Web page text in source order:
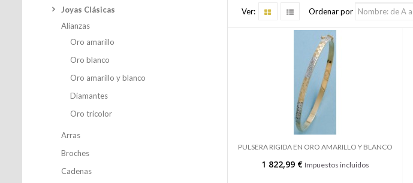
Joyas Clásicas
Alianzas
Oro amarillo
Oro blanco
Oro amarillo y blanco
Diamantes
Oro tricolor
Arras
Broches
Cadenas
Ver: Ordenar por
PULSERA RIGIDA EN ORO AMARILLO Y BLANCO
1 822,99 € Impuestos incluidos